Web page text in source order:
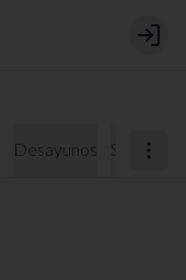
Login
Desayunos